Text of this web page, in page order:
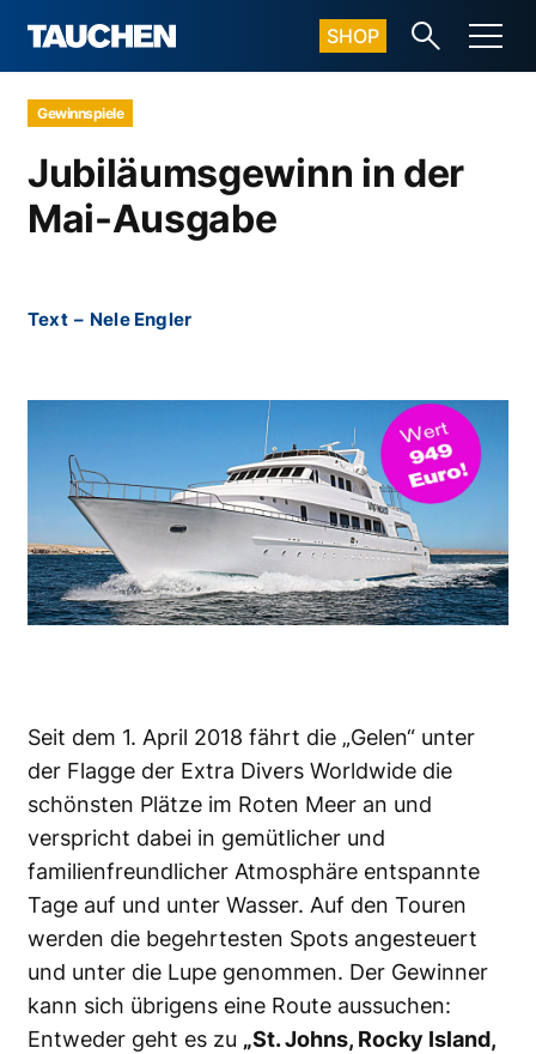
SHOP
Gewinnspiele
Jubiläumsgewinn in der
Mai-Ausgabe
Text – Nele Engler
Seit dem 1. April 2018 fährt die „Gelen“ unter
der Flagge der Extra Divers Worldwide die
schönsten Plätze im Roten Meer an und
verspricht dabei in gemütlicher und
familienfreundlicher Atmosphäre entspannte
Tage auf und unter Wasser. Auf den Touren
werden die begehrtesten Spots angesteuert
und unter die Lupe genommen. Der Gewinner
kann sich übrigens eine Route aussuchen:
Entweder geht es zu „St. Johns, Rocky Island,